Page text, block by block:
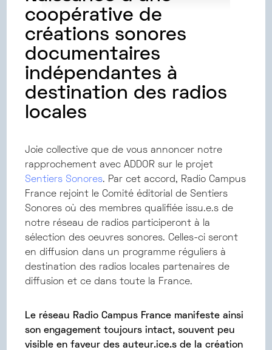
coopérative de
créations sonores
documentaires
indépendantes à
destination des radios
locales
Joie collective que de vous annoncer notre
rapprochement avec ADDOR sur le projet
Sentiers Sonores. Par cet accord, Radio Campus
France rejoint le Comité éditorial de Sentiers
Sonores où des membres qualifiée issu.e.s de
notre réseau de radios participeront à la
sélection des oeuvres sonores. Celles-ci seront
en diffusion dans un programme réguliers à
destination des radios locales partenaires de
diffusion et ce dans toute la France.
Le réseau Radio Campus France manifeste ainsi
son engagement toujours intact, souvent peu
visible en faveur des auteur.ice.s de la création